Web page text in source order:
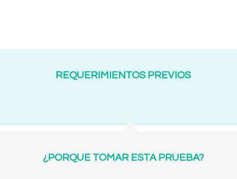
REQUERIMIENTOS PREVIOS
¿PORQUE TOMAR ESTA PRUEBA?